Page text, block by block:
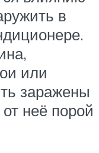
в
или
заражены
неё порой